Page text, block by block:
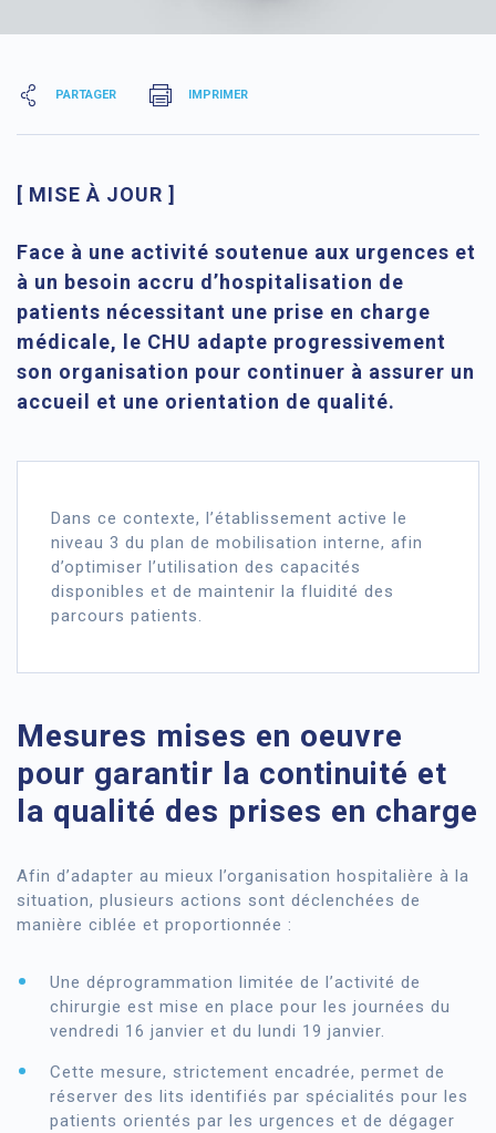
PARTAGER IMPRIMER
[ MISE À JOUR ]
Face à une activité soutenue aux urgences et
à un besoin accru d’hospitalisation de
patients nécessitant une prise en charge
médicale, le CHU adapte progressivement
son organisation pour continuer à assurer un
accueil et une orientation de qualité.
Dans ce contexte, l’établissement active le
niveau 3 du plan de mobilisation interne, afin
d’optimiser l’utilisation des capacités
disponibles et de maintenir la fluidité des
parcours patients.
Mesures mises en oeuvre
pour garantir la continuité et
la qualité des prises en charge
Afin d’adapter au mieux l’organisation hospitalière à la
situation, plusieurs actions sont déclenchées de
manière ciblée et proportionnée :
Une déprogrammation limitée de l’activité de
chirurgie est mise en place pour les journées du
vendredi 16 janvier et du lundi 19 janvier.
Cette mesure, strictement encadrée, permet de
réserver des lits identifiés par spécialités pour les
patients orientés par les urgences et de dégager